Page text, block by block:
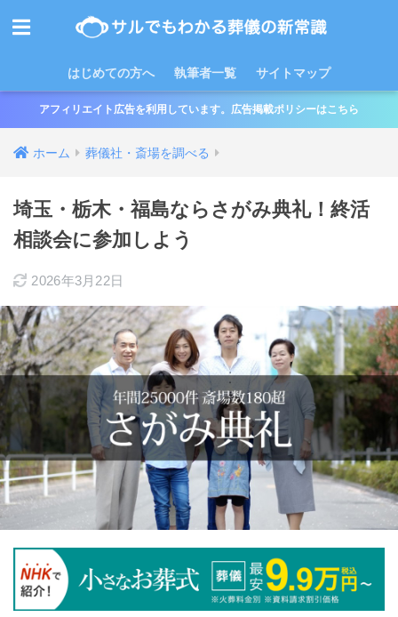
はじめての方へ 執筆者一覧 サイトマップ
アフィリエイト広告を利用しています。広告掲載ポリシーはこちら
ホーム 葬儀社・斎場を調べる
埼玉・栃木・福島ならさがみ典礼！終活
相談会に参加しよう
2026年3月22日